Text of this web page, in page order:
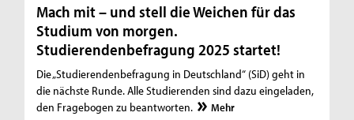
Mach mit – und stell die Weichen für das
Studium von morgen.
Studierendenbefragung 2025 startet!
Die „Studierendenbefragung in Deutschland“ (SiD) geht in
die nächste Runde. Alle Studierenden sind dazu eingeladen,
den Fragebogen zu beantworten.
Mehr